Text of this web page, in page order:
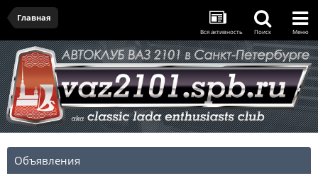
Главная
Вся активность Поиск Меню
Объявления